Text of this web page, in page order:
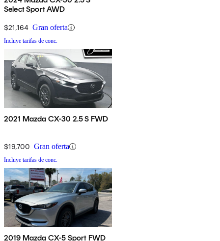
Select Sport AWD
$21,164 Gran oferta
Incluye tarifas de conc.
2021 Mazda CX-30 2.5 S FWD
$19,700 Gran oferta
Incluye tarifas de conc.
2019 Mazda CX-5 Sport FWD